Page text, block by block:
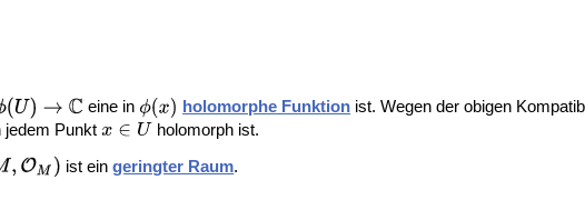
eine in holomorphe Funktion ist. Wegen der obigen
jedem Punkt holomorph ist.
ist eingeringter Raum.